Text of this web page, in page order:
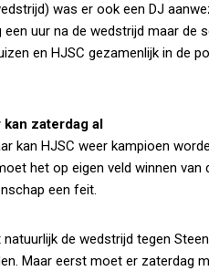
was er ook een DJ
uur na de wedstrijd maar de
en HJSC gezamenlijk in de
zaterdag al
kan HJSC weer kampioen
het op eigen veld winnen van
een feit.
de wedstrijd tegen
Maar eerst moet er zaterdag